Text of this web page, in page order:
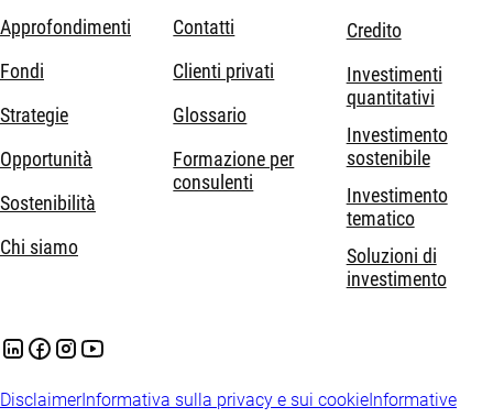
Approfondimenti
Fondi
Strategie
Opportunità
Sostenibilità
Chi siamo
Contatti
Clienti privati
Glossario
Formazione per
consulenti
Credito
Investimenti
quantitativi
Investimento
sostenibile
Investimento
tematico
Soluzioni di
investimento
DisclaimerInformativa sulla privacy e sui cookie Informative